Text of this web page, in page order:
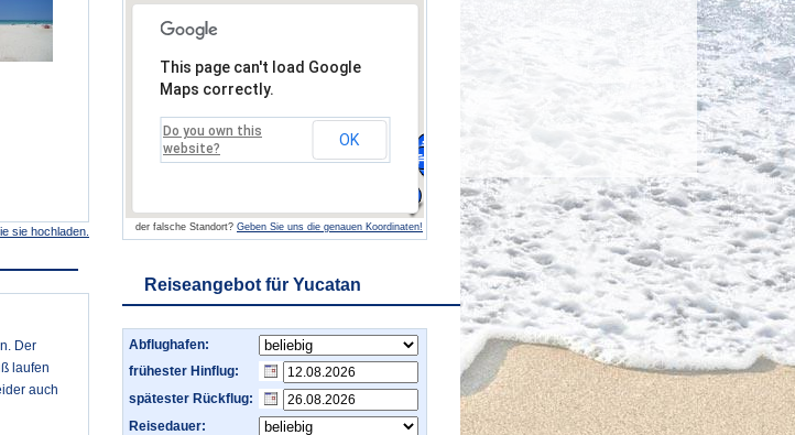
sie hochladen.
Der
laufen
auch
This page can't load Google
Maps correctly.
Do you own this
website?
OK
der falsche Standort? Geben Sie uns die genauen Koordinaten!
Reiseangebot für Yucatan
Abflughafen:
frühester Hinflug:
spätester Rückflug:
Reisedauer: